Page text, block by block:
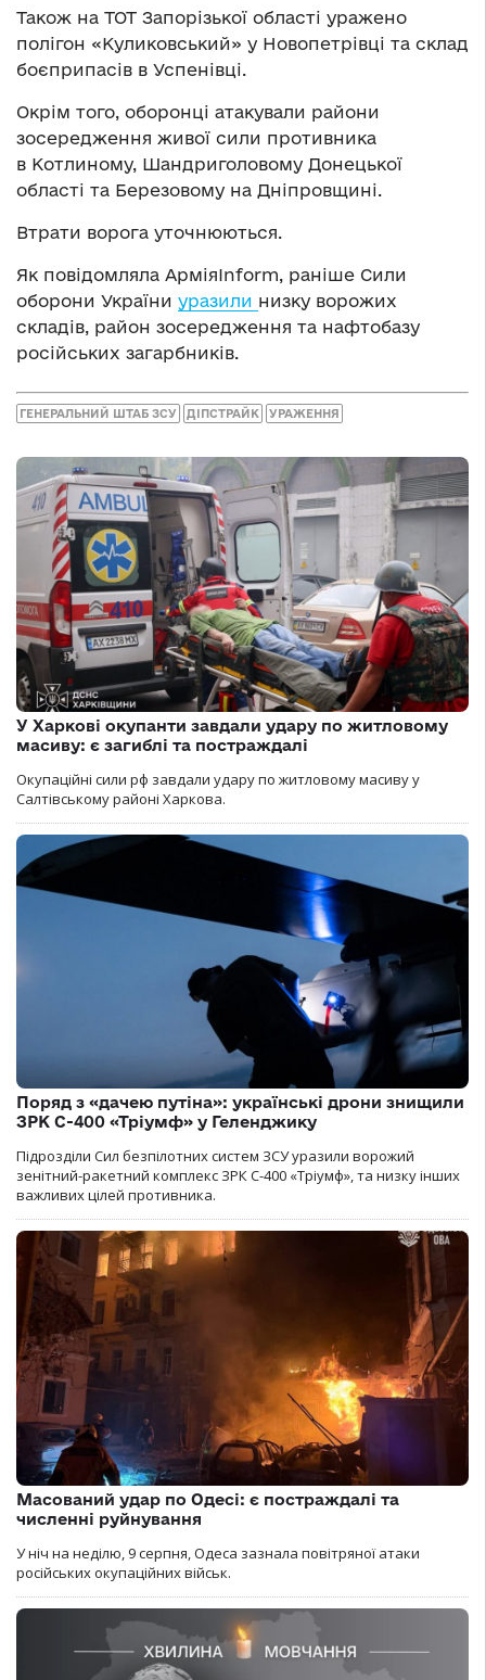
Також на ТОТ Запорізької області уражено
полігон «Куликовський» у Новопетрівці та склад
боєприпасів в Успенівці.
Окрім того, оборонці атакували райони
зосередження живої сили противника
в Котлиному, Шандриголовому Донецької
області та Березовому на Дніпровщині.
Втрати ворога уточнюються.
Як повідомляла АрміяInform, раніше Сили
оборони України уразили низку ворожих
складів, район зосередження та нафтобазу
російських загарбників.
ГЕНЕРАЛЬНИЙ ШТАБ ЗСУ ДІПСТРАЙК УРАЖЕННЯ
У Харкові окупанти завдали удару по житловому
масиву: є загиблі та постраждалі
Окупаційні сили рф завдали удару по житловому масиву у
Салтівському районі Харкова.
Поряд з «дачею путіна»: українські дрони знищили
ЗРК С-400 «Тріумф» у Геленджику
Підрозділи Сил безпілотних систем ЗСУ уразили ворожий
зенітний-ракетний комплекс ЗРК С-400 «Тріумф», та низку інших
важливих цілей противника.
Масований удар по Одесі: є постраждалі та
численні руйнування
У ніч на неділю, 9 серпня, Одеса зазнала повітряної атаки
російських окупаційних військ.